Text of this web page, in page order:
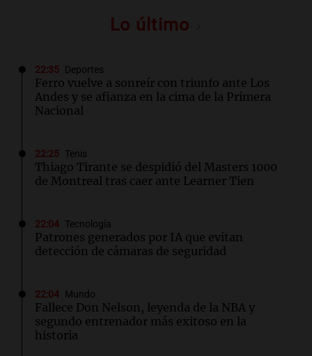
Lo último
22:35 Deportes
Ferro vuelve a sonreír con triunfo ante Los
Andes y se afianza en la cima de la Primera
Nacional
22:25 Tenis
Thiago Tirante se despidió del Masters 1000
de Montreal tras caer ante Learner Tien
22:04 Tecnología
Patrones generados por IA que evitan
detección de cámaras de seguridad
22:04 Mundo
Fallece Don Nelson, leyenda de la NBA y
segundo entrenador más exitoso en la
historia